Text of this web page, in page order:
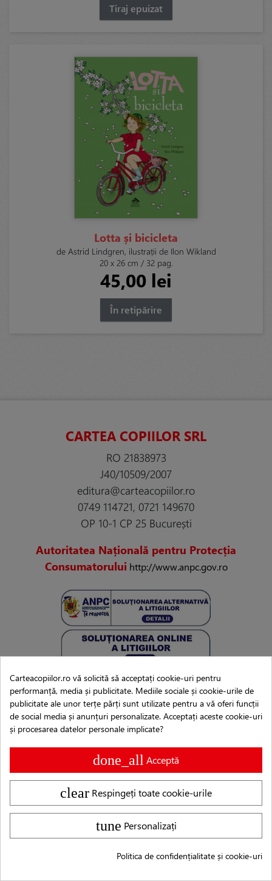
Tiraj epuizat
Lotta și bicicleta
de Astrid Lindgren, ilustrații de Ilon Wikland
20 x 26 cm / 32 pag.
45,00 lei
În retipărire
CARTEA COPIILOR SRL
RO 21838973
J40/10509/2007
editura@carteacopiilor.ro
0749 114721, 0721 149670
OP 10-1 CP 25 București
Autoritatea Națională pentru Protecția
Consumatorului http://www.anpc.gov.ro
CUM CUMPĂR
Livrarea și returnarea
Protecția datelor
Termeni și condiții
Plata
Alegerea cărților
Achiziții prin SEAP/SICAP
Contul meu
Carteacopiilor.ro vă solicită să acceptați cookie-uri pentru
performanță, media și publicitate. Mediile sociale și cookie-urile de
publicitate ale unor terțe părți sunt utilizate pentru a vă oferi funcții
de social media și anunțuri personalizate. Acceptați aceste cookie-uri
și procesarea datelor personale implicate?
done_all Acceptă
clear Respingeți toate cookie-urile
tune Personalizați
Politica de confidențialitate și cookie-uri